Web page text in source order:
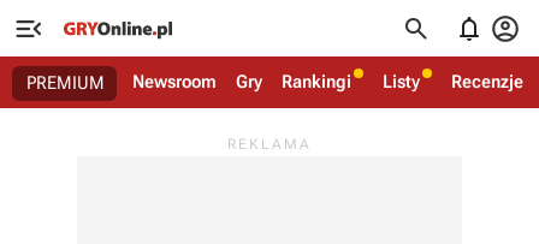
   
PREMIUM Newsroom Gry Rankingi Listy Recenzje